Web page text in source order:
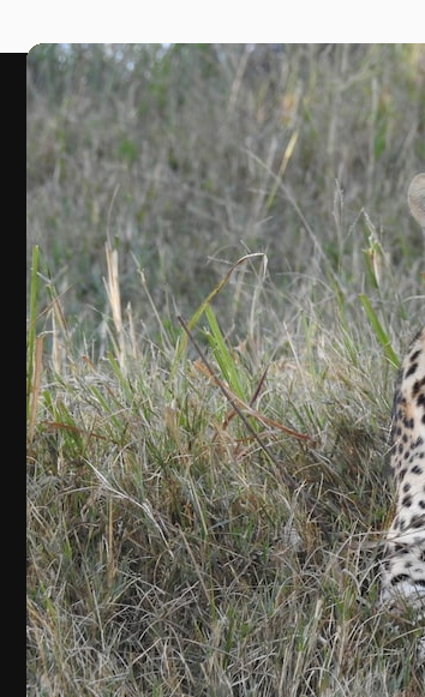
動画
映像素材
モーショングラフィックス
動画テンプレート
アイコン
3D モデル
フォント
最高のクリエイティブ制作を導くため
ットフォーム。クリエイター、企業、代
店、スタジオを含む100万人以上が利用
います。
日本語
Copyright © 2010-2026Freepik Company